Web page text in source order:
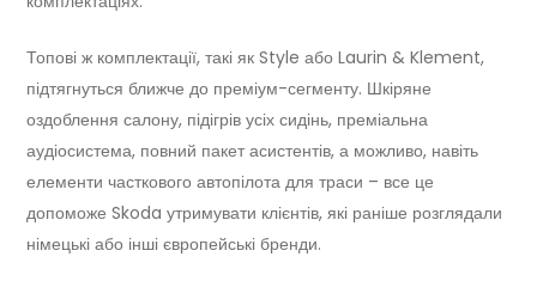
Топові ж комплектації, такі як Style або Laurin & Klement,
підтягнуться ближче до преміум-сегменту. Шкіряне
оздоблення салону, підігрів усіх сидінь, преміальна
аудіосистема, повний пакет асистентів, а можливо, навіть
елементи часткового автопілота для траси – все це
допоможе Skoda утримувати клієнтів, які раніше розглядали
німецькі або інші європейські бренди.